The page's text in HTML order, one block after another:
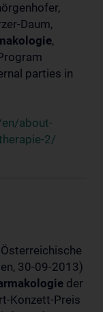
Daum,
,
parties in
about-
2/
30-09-2013)
der
Konzett-Preis